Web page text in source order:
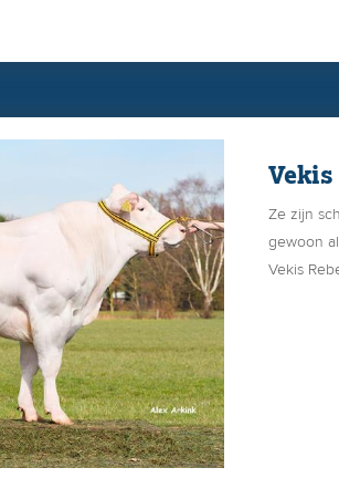
Vekis
Ze zijn
gewoon
Vekis